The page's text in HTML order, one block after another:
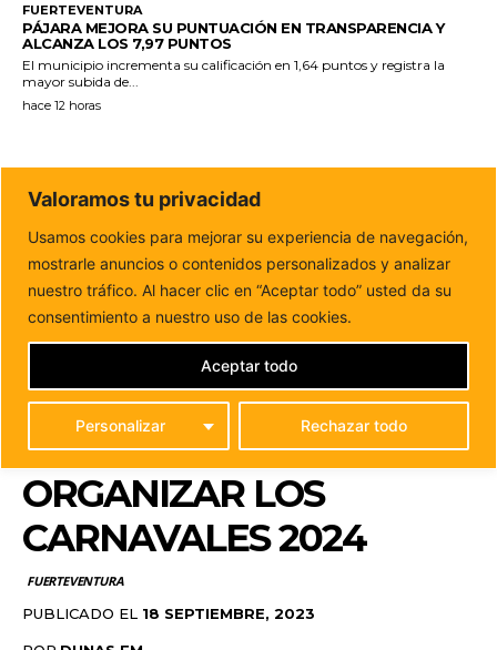
FUERTEVENTURA
PÁJARA MEJORA SU PUNTUACIÓN EN TRANSPARENCIA Y
ALCANZA LOS 7,97 PUNTOS
El municipio incrementa su calificación en 1,64 puntos y registra la
mayor subida de...
hace 12 horas